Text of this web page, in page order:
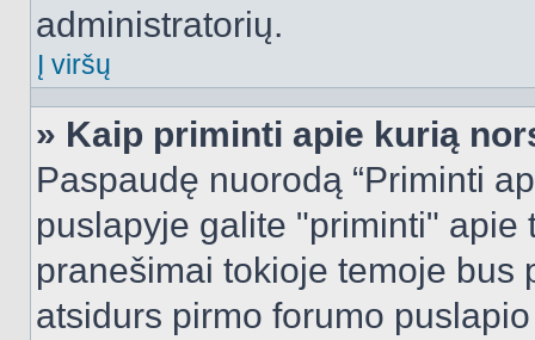
administratorių.
Į viršų
» Kaip priminti apie kurią
Paspaudę nuorodą “Priminti
puslapyje galite "priminti"
pranešimai tokioje temoje bus
atsidurs pirmo forumo